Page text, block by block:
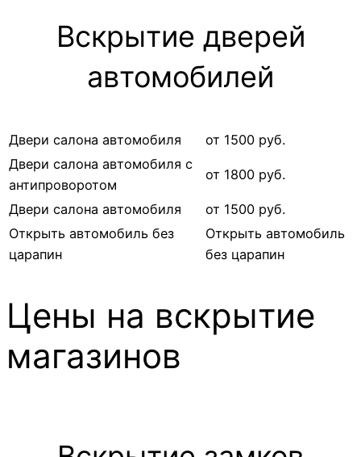
Вскрытие дверей
автомобилей
Двери салона автомобиля
от 1500 руб.
Двери салона автомобиля с
антипроворотом
от 1800 руб.
Двери салона автомобиля
от 1500 руб.
Открыть автомобиль без
царапин
Открыть автомобиль
без царапин
Цены на вскрытие
магазинов